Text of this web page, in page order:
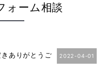
ォーム相談
2022-04-01
ありがとうご